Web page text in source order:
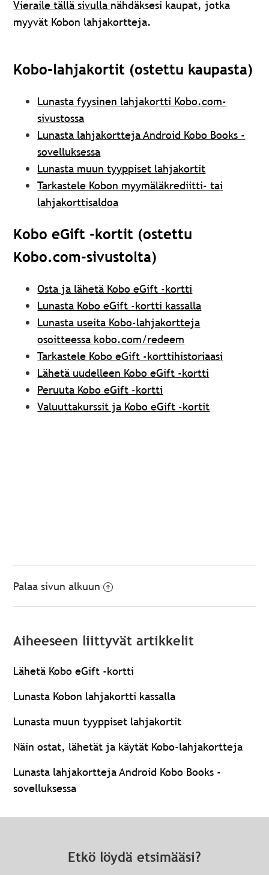
Vieraile tällä sivulla nähdäksesi kaupat, jotka
myyvät Kobon lahjakortteja.
Kobo-lahjakortit (ostettu kaupasta)
Lunasta fyysinen lahjakortti Kobo.com-
sivustossa
Lunasta lahjakortteja Android Kobo Books -
sovelluksessa
Lunasta muun tyyppiset lahjakortit
Tarkastele Kobon myymäläkrediitti- tai
lahjakorttisaldoa
Kobo eGift -kortit (ostettu
Kobo.com-sivustolta)
Osta ja lähetä Kobo eGift -kortti
Lunasta Kobo eGift -kortti kassalla
Lunasta useita Kobo-lahjakortteja
osoitteessa kobo.com/redeem
Tarkastele Kobo eGift -korttihistoriaasi
Lähetä uudelleen Kobo eGift -kortti
Peruuta Kobo eGift -kortti
Valuuttakurssit ja Kobo eGift -kortit
Palaa sivun alkuun
Aiheeseen liittyvät artikkelit
Lähetä Kobo eGift -kortti
Lunasta Kobon lahjakortti kassalla
Lunasta muun tyyppiset lahjakortit
Näin ostat, lähetät ja käytät Kobo-lahjakortteja
Lunasta lahjakortteja Android Kobo Books -
sovelluksessa
Etkö löydä etsimääsi?